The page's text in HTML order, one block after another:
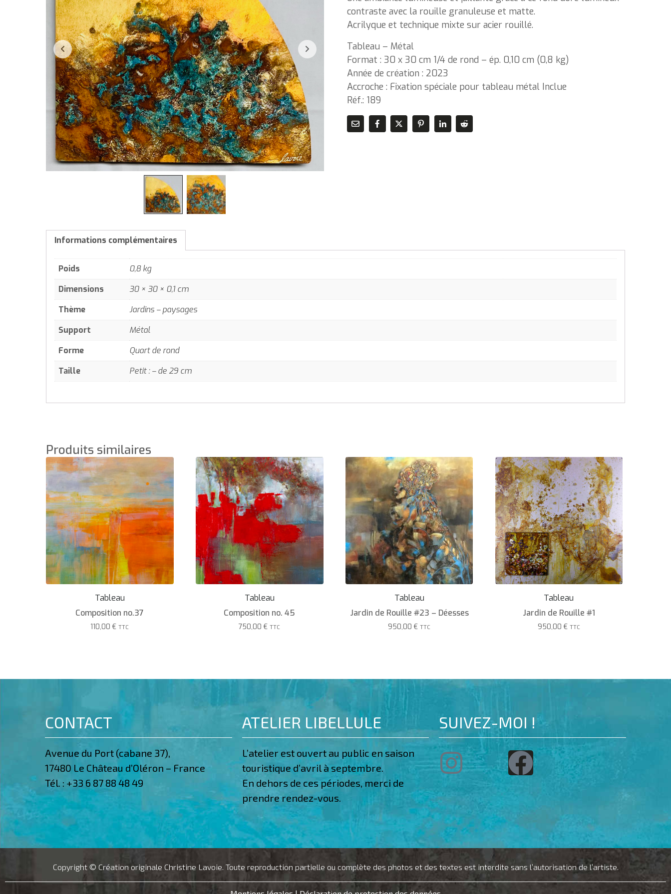
contraste avec la rouille granuleuse et matte.
Acrilyque et technique mixte sur acier rouillé.
Tableau – Métal
Format : 30 x 30 cm 1/4 de rond – ép. 0,10 cm (0,8 kg)
Année de création : 2023
Accroche : Fixation spéciale pour tableau métal Inclue
Réf.: 189
Informations complémentaires
Poids
0,8 kg
Dimensions
30 × 30 × 0,1 cm
Thème
Jardins – paysages
Support
Métal
Forme
Quart de rond
Taille
Petit : – de 29 cm
Produits similaires
Tableau
Composition no.37
110,00€ TTC
Tableau
Composition no. 45
750,00€ TTC
Tableau
Jardin de Rouille #23 – Déesses
950,00€ TTC
Tableau
Jardin de Rouille #1
950,00 € TTC
CONTACT
Avenue du Port (cabane 37),
17480 Le Château d’Oléron – France
Tél. : +33 6 87 88 48 49
ATELIER LIBELLULE
L’atelier est ouvert au public en saison
touristique d’avril à septembre.
En dehors de ces périodes, merci de
prendre rendez-vous.
SUIVEZ-MOI !
Copyright © Création originale Christine Lavoie. Toute reproduction partielle ou complète des photos et des textes est interdite sans l’autorisation de l’artiste.